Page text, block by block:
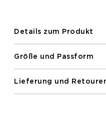
Reißverschlusstasche
Details zum Produkt
Größe und Passform
Lieferung und